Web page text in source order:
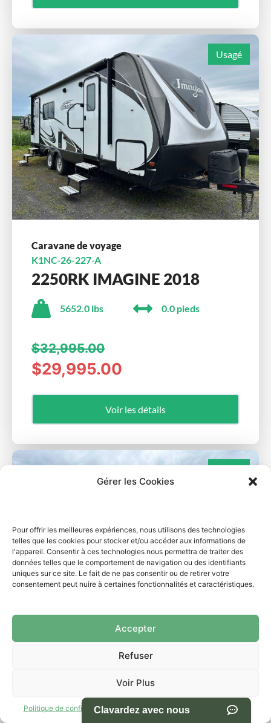
Gérer les Cookies
Pour offrir les meilleures expériences, nous utilisons des technologies
telles que les cookies pour stocker et/ou accéder aux informations de
l'appareil. Consentir à ces technologies nous permettra de traiter des
données telles que le comportement de navigation ou des identifiants
uniques sur ce site. Le fait de ne pas consentir ou de retirer votre
consentement peut nuire à certaines fonctionnalités et caractéristiques.
Accepter
Refuser
Voir Plus
Politique de confidentialitéTermes et conditions d’utilisation du site
Usagé
Caravane de voyage
K1NC-26-227-A
2250RK IMAGINE 2018
5652.0 lbs 0.0 pieds
$32,995.00
$29,995.00
Voir les détails
24.5CKTS EAGLE 2018